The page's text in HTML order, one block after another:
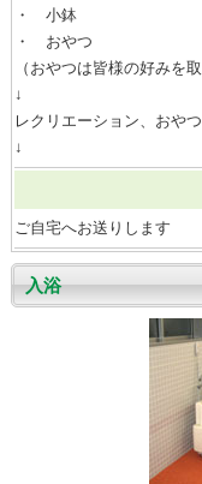
・ 小鉢
・ おやつ
（おやつは皆様の好みを
↓
レクリエーション、おやつ
↓
ご自宅へお送りします
入浴